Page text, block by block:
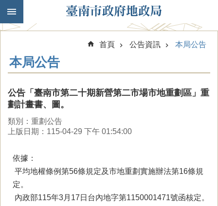
跳到主要內容區塊
首頁 公告資訊 本局公告
本局公告
公告「臺南市第二十期新營第二市場市地重劃區」重
劃計畫書、圖。
類別：重劃公告
上版日期：115-04-29 下午 01:54:00
依據：
平均地權條例第56條規定及市地重劃實施辦法第16條規
定。
內政部115年3月17日台內地字第1150001471號函核定。